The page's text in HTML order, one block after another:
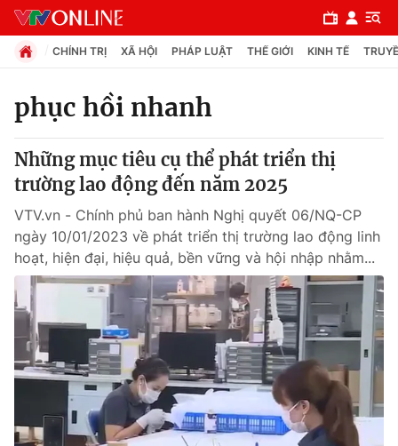
Chuyên mục
Chính trị
Xã hội
Pháp luật
Y tế
Thế giới
Tin tức
Kinh tế
CHÍNH TRỊ XÃ HỘI PHÁP LUẬT THẾ GIỚI KINH TẾ
phục hồi nhanh
Những mục tiêu cụ thể phát triển thị
trường lao động đến năm 2025
VTV.vn - Chính phủ ban hành Nghị quyết 06/NQ-CP
ngày 10/01/2023 về phát triển thị trường lao động linh
hoạt, hiện đại, hiệu quả, bền vững và hội nhập nhằm...